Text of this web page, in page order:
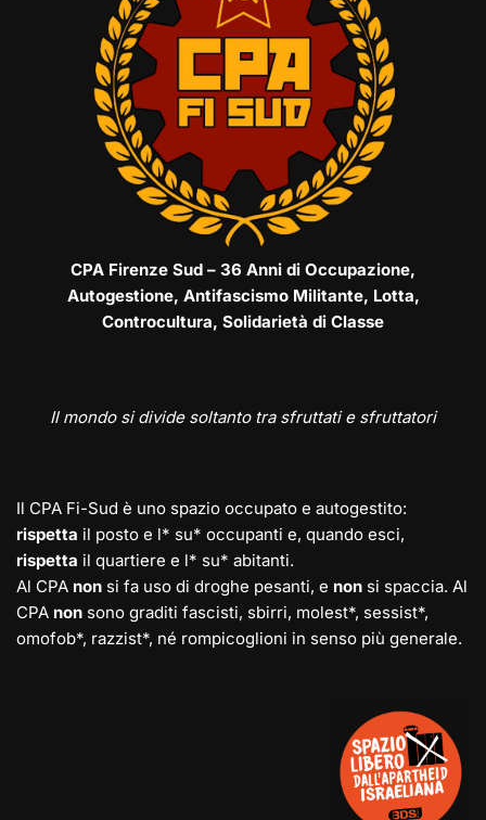
CPA Firenze Sud – 36 Anni di Occupazione,
Autogestione, Antifascismo Militante, Lotta,
Controcultura, Solidarietà di Classe
Il mondo si divide soltanto tra sfruttati e sfruttatori
Il CPA Fi-Sud è uno spazio occupato e autogestito:
rispetta il posto e l* su* occupanti e, quando esci,
rispetta il quartiere e l* su* abitanti.
Al CPA non si fa uso di droghe pesanti, e non si spaccia. Al
CPA non sono graditi fascisti, sbirri, molest*, sessist*,
omofob*, razzist*, né rompicoglioni in senso più generale.